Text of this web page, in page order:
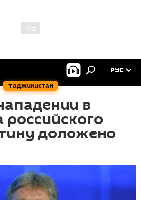
Таджикистан
РУС
в
доложено